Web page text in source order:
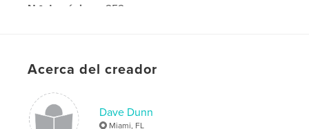
N.º de páginas: 252
Tapa dura, sobrecubierta: 9780368772467
Idioma English
Acerca del creador
Dave Dunn
Miami, FL